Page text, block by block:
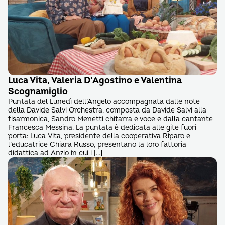
Luca Vita, Valeria D’Agostino e Valentina
Scognamiglio
Puntata del Lunedì dell’Angelo accompagnata dalle note
della Davide Salvi Orchestra, composta da Davide Salvi alla
fisarmonica, Sandro Menetti chitarra e voce e dalla cantante
Francesca Messina. La puntata è dedicata alle gite fuori
porta: Luca Vita, presidente della cooperativa Riparo e
l’educatrice Chiara Russo, presentano la loro fattoria
didattica ad Anzio in cui i […]